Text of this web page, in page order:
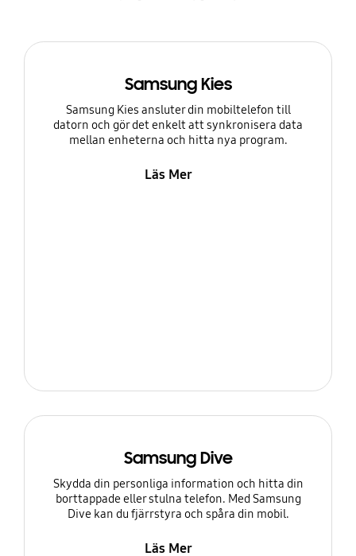
Samsung Kies
Samsung Kies ansluter din mobiltelefon till
datorn och gör det enkelt att synkronisera data
mellan enheterna och hitta nya program.
Läs Mer
Samsung Dive
Skydda din personliga information och hitta din
borttappade eller stulna telefon. Med Samsung
Dive kan du fjärrstyra och spåra din mobil.
Läs Mer